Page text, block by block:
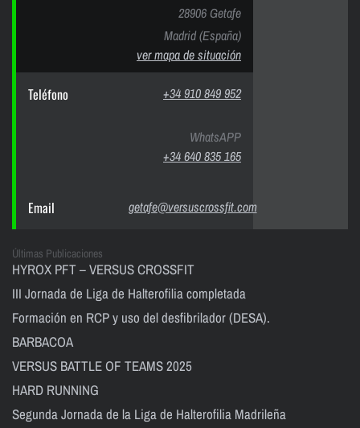
28906 Getafe
Madrid (España)
ver mapa de situación
Teléfono +34 910 849 952
WhatsAPP
+34 640 835 165
Email getafe@versuscrossfit.com
Últimas Publicaciones
HYROX PFT – VERSUS CROSSFIT
III Jornada de Liga de Halterofilia completada
Formación en RCP y uso del desfibrilador (DESA).
BARBACOA
VERSUS BATTLE OF TEAMS 2025
HARD RUNNING
Segunda Jornada de la Liga de Halterofilia Madrileña